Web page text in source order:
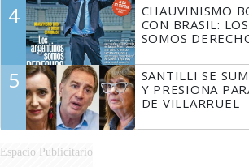
4
CHAUVINISMO
CON BRASIL:
SOMOS
5
SANTILLI SE
Y PRESIONA
DE VILLARRUEL
Espacio Publicitario